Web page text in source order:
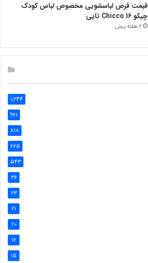
قیمت قرص لباسشویی مخصوص لباس کودک
چیکو Chicco 16 تایی
2 هفته پیش
1,244
961
818
665
543
36
23
21
20
16
15